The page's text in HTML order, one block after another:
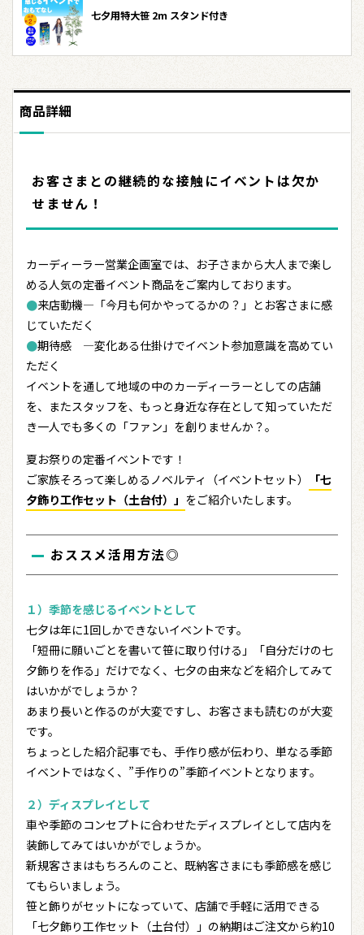
七夕用特大笹 2m スタンド付き
商品詳細
お客さまとの継続的な接触にイベントは欠か
せません！
カーディーラー営業企画室では、お子さまから大人まで楽し
める人気の定番イベント商品をご案内しております。
●来店動機―「今月も何かやってるかの？」とお客さまに感
じていただく
●期待感 ―変化ある仕掛けでイベント参加意識を高めてい
ただく
イベントを通して地域の中のカーディーラーとしての店舗
を、またスタッフを、もっと身近な存在として知っていただ
き一人でも多くの「ファン」を創りませんか？。
夏お祭りの定番イベントです！
ご家族そろって楽しめるノベルティ（イベントセット）
「七
夕飾り工作セット（土台付）」 をご紹介いたします。
おススメ活用方法◎
１）季節を感じるイベントとして
七夕は年に1回しかできないイベントです。
「短冊に願いごとを書いて笹に取り付ける」「自分だけの七
夕飾りを作る」だけでなく、七夕の由来などを紹介してみて
はいかがでしょうか？
あまり長いと作るのが大変ですし、お客さまも読むのが大変
です。
ちょっとした紹介記事でも、手作り感が伝わり、単なる季節
イベントではなく、”手作りの”季節イベントとなります。
２）ディスプレイとして
車や季節のコンセプトに合わせたディスプレイとして店内を
装飾してみてはいかがでしょうか。
新規客さまはもちろんのこと、既納客さまにも季節感を感じ
てもらいましょう。
笹と飾りがセットになっていて、店舗で手軽に活用できる
「七夕飾り工作セット（土台付）」の納期はご注文から約10